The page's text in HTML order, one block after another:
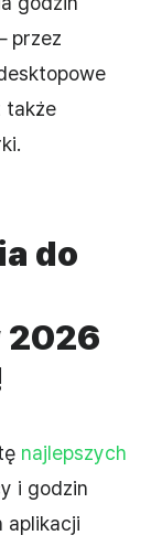
przez
także
do
2026
najlepszych
i godzin
aplikacji